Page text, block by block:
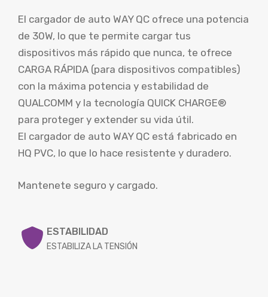
El cargador de auto WAY QC ofrece una potencia
de 30W, lo que te permite cargar tus
dispositivos más rápido que nunca, te ofrece
CARGA RÁPIDA (para dispositivos compatibles)
con la máxima potencia y estabilidad de
QUALCOMM y la tecnología QUICK CHARGE®
para proteger y extender su vida útil.
El cargador de auto WAY QC está fabricado en
HQ PVC, lo que lo hace resistente y duradero.
Mantenete seguro y cargado.
ESTABILIDAD
ESTABILIZA LA TENSIÓN